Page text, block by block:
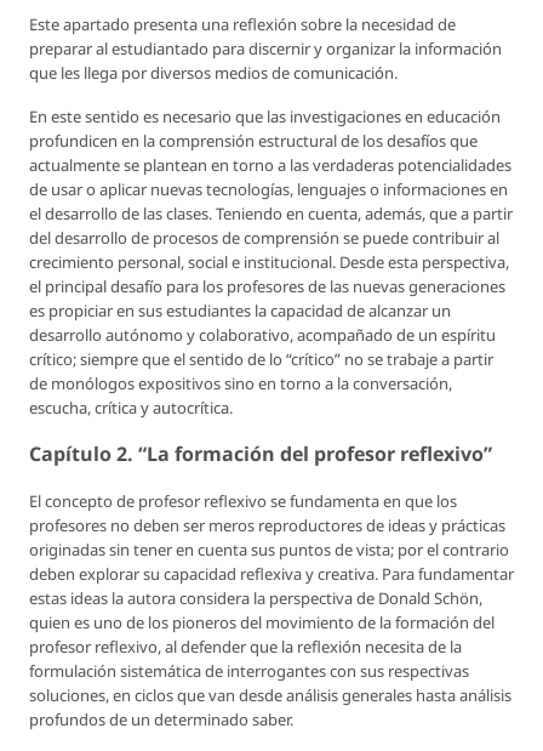
Este apartado presenta una reflexión sobre la necesidad de
preparar al estudiantado para discernir y organizar la información
que les llega por diversos medios de comunicación.
En este sentido es necesario que las investigaciones en educación
profundicen en la comprensión estructural de los desafíos que
actualmente se plantean en torno a las verdaderas potencialidades
de usar o aplicar nuevas tecnologías, lenguajes o informaciones en
el desarrollo de las clases. Teniendo en cuenta, además, que a partir
del desarrollo de procesos de comprensión se puede contribuir al
crecimiento personal, social e institucional. Desde esta perspectiva,
el principal desafío para los profesores de las nuevas generaciones
es propiciar en sus estudiantes la capacidad de alcanzar un
desarrollo autónomo y colaborativo, acompañado de un espíritu
crítico; siempre que el sentido de lo “crítico” no se trabaje a partir
de monólogos expositivos sino en torno a la conversación,
escucha, crítica y autocrítica.
Capítulo 2. “La formación del profesor reflexivo”
El concepto de profesor reflexivo se fundamenta en que los
profesores no deben ser meros reproductores de ideas y prácticas
originadas sin tener en cuenta sus puntos de vista; por el contrario
deben explorar su capacidad reflexiva y creativa. Para fundamentar
estas ideas la autora considera la perspectiva de Donald Schön,
quien es uno de los pioneros del movimiento de la formación del
profesor reflexivo, al defender que la reflexión necesita de la
formulación sistemática de interrogantes con sus respectivas
soluciones, en ciclos que van desde análisis generales hasta análisis
profundos de un determinado saber.